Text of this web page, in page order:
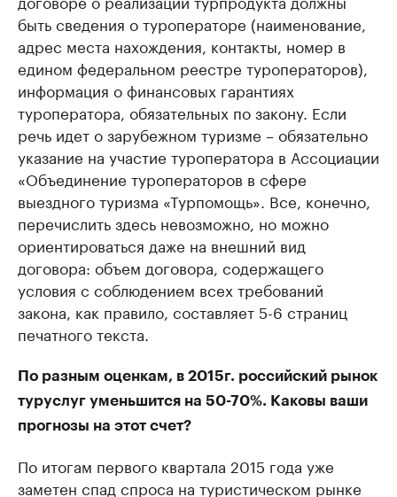
быть сведения о туроператоре (наименование,
адрес места нахождения, контакты, номер в
едином федеральном реестре туроператоров),
информация о финансовых гарантиях
туроператора, обязательных по закону. Если
речь идет о зарубежном туризме – обязательно
указание на участие туроператора в Ассоциации
«Объединение туроператоров в сфере
выездного туризма «Турпомощь». Все, конечно,
перечислить здесь невозможно, но можно
ориентироваться даже на внешний вид
договора: объем договора, содержащего
условия с соблюдением всех требований
закона, как правило, составляет 5-6 страниц
печатного текста.
По разным оценкам, в 2015г. российский рынок
туруслуг уменьшится на 50-70%. Каковы ваши
прогнозы на этот счет?
По итогам первого квартала 2015 года уже
заметен спад спроса на туристическом рынке